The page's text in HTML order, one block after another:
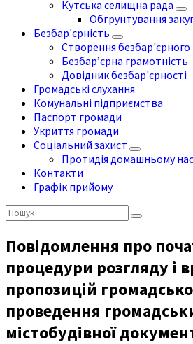
Кутська селищна рада
Обгрунтування
Безбар'єрність
Створення
Безбар’єрна грамотність
Довідник безбар'єрності
Громадські слухання
Комунальні підприємства
Паспорт громади
Укриття громади
Соціальний захист
Протидія домашньому
Контакти
Графік прийому
Пошук:
Повідомлення про
процедури розгляду і
пропозицій
проведення
містобудівної